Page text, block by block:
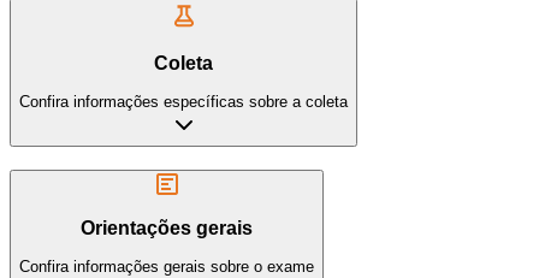
Coleta
Confira informações específicas sobre a coleta
Orientações gerais
Confira informações gerais sobre o exame